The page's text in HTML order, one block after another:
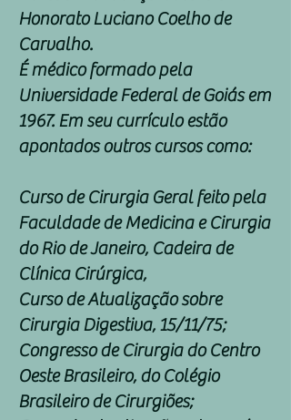
Honorato Luciano Coelho de
Carvalho.
É médico formado pela
Universidade Federal de Goiás em
1967. Em seu currículo estão
apontados outros cursos como:
Curso de Cirurgia Geral feito pela
Faculdade de Medicina e Cirurgia
do Rio de Janeiro, Cadeira de
Clínica Cirúrgica,
Curso de Atualização sobre
Cirurgia Digestiva, 15/11/75;
Congresso de Cirurgia do Centro
Oeste Brasileiro, do Colégio
Brasileiro de Cirurgiões;